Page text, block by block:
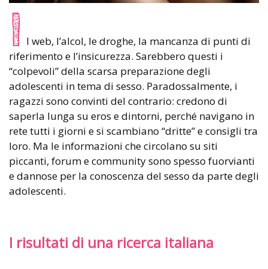
I l web, l’alcol, le droghe, la mancanza di punti di
riferimento e l’insicurezza. Sarebbero questi i
“colpevoli” della scarsa preparazione degli
adolescenti in tema di sesso. Paradossalmente, i
ragazzi sono convinti del contrario: credono di
saperla lunga su eros e dintorni, perché navigano in
rete tutti i giorni e si scambiano “dritte” e consigli tra
loro. Ma le informazioni che circolano su siti
piccanti, forum e community sono spesso fuorvianti
e dannose per la conoscenza del sesso da parte degli
adolescenti.
I risultati di una ricerca italiana